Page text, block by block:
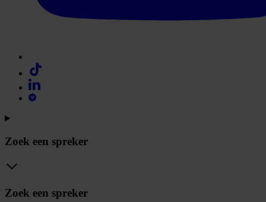
Zoek een spreker
Zoek een spreker